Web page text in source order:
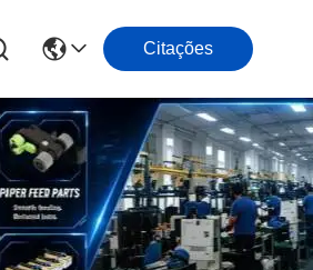
Citações